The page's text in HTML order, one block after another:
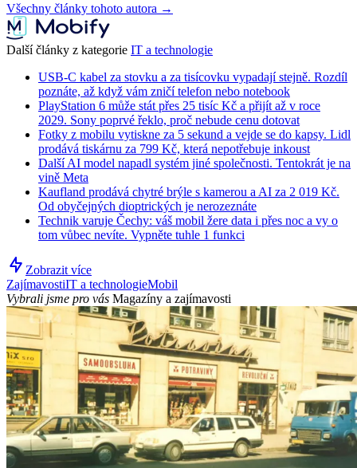
Všechny články tohoto autora →
Další články z kategorie IT a technologie
USB-C kabel za stovku a za tisícovku vypadají stejně. Rozdíl
poznáte, až když vám zničí telefon nebo notebook
PlayStation 6 může stát přes 25 tisíc Kč a přijít až v roce
2029. Sony poprvé řeklo, proč nebude cenu dotovat
Fotky z mobilu vytiskne za 5 sekund a vejde se do kapsy. Lidl
prodává tiskárnu za 799 Kč, která nepotřebuje inkoust
Další AI model napadl systém jiné společnosti. Tentokrát je na
vině Meta
Kaufland prodává chytré brýle s kamerou a AI za 2 019 Kč.
Od obyčejných dioptrických je nerozeznáte
Technik varuje Čechy: váš mobil žere data i přes noc a vy o
tom vůbec nevíte. Vypněte tuhle 1 funkci
Zobrazit více
ZajímavostiIT a technologieMobil
Vybrali jsme pro vás Magazíny a zajímavosti